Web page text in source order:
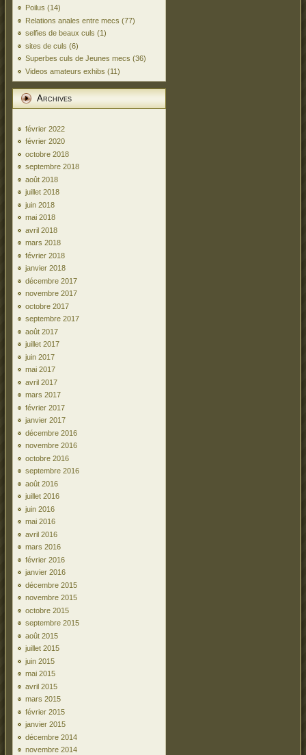
Poilus (14)
Relations anales entre mecs (77)
selfies de beaux culs (1)
sites de culs (6)
Superbes culs de Jeunes mecs (36)
Videos amateurs exhibs (11)
Archives
février 2022
février 2020
octobre 2018
septembre 2018
août 2018
juillet 2018
juin 2018
mai 2018
avril 2018
mars 2018
février 2018
janvier 2018
décembre 2017
novembre 2017
octobre 2017
septembre 2017
août 2017
juillet 2017
juin 2017
mai 2017
avril 2017
mars 2017
février 2017
janvier 2017
décembre 2016
novembre 2016
octobre 2016
septembre 2016
août 2016
juillet 2016
juin 2016
mai 2016
avril 2016
mars 2016
février 2016
janvier 2016
décembre 2015
novembre 2015
octobre 2015
septembre 2015
août 2015
juillet 2015
juin 2015
mai 2015
avril 2015
mars 2015
février 2015
janvier 2015
décembre 2014
novembre 2014